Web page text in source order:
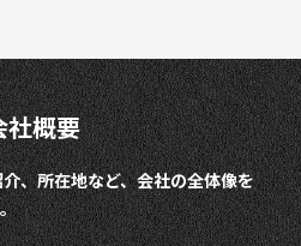
社概要
、所在地など、会社の全体像を